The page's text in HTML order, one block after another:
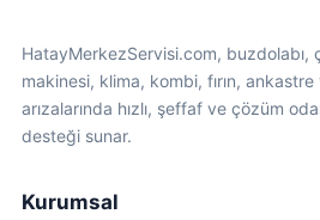
HatayMerkezServisi.com, buzdolabı,
makinesi, klima, kombi, fırın,
arızalarında hızlı, şeffaf ve çözüm
desteği sunar.
Kurumsal